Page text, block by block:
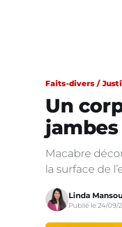
Faits-divers /
Un
Macabre
la surface de
Linda
Publié le 24/09/